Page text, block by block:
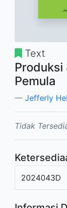
Text
Pemula
Jefferly
Tidak
2024043D